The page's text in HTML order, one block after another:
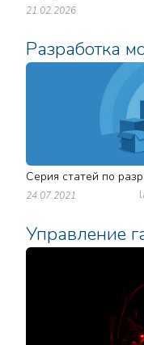
21.02.2026
Разработка
Серия статей по
24.07.2021
Управление